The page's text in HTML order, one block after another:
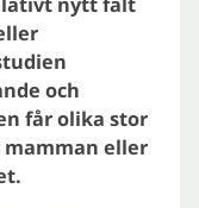
och
får olika stor
eller